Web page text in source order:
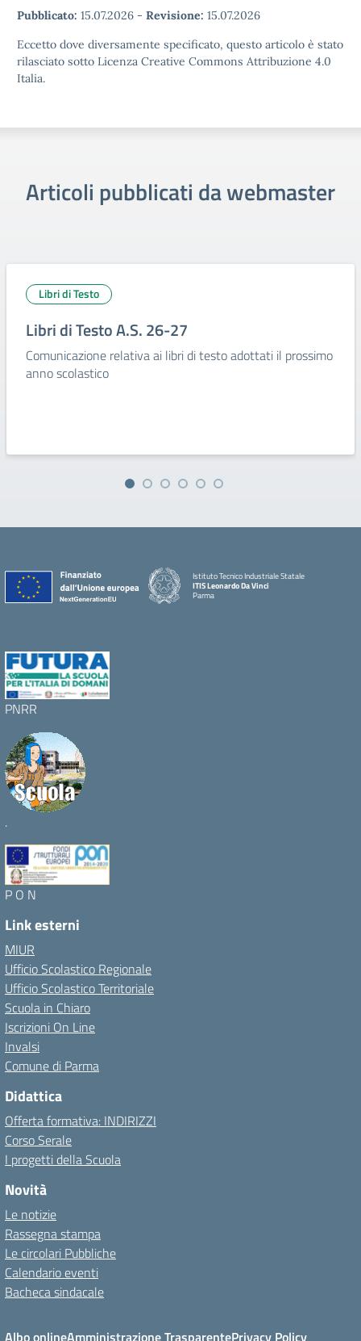
Pubblicato: 15.07.2026 - Revisione: 15.07.2026
Eccetto dove diversamente specificato, questo articolo è stato
rilasciato sotto Licenza Creative Commons Attribuzione 4.0
Italia.
Articoli pubblicati da webmaster
Libri di Testo
Libri di Testo A.S. 26-27
Comunicazione relativa ai libri di testo adottati il prossimo
anno scolastico
Istituto Tecnico Industriale Statale
ITIS Leonardo Da Vinci
Parma
PNRR
.
P O N
Link esterni
MIUR
Ufficio Scolastico Regionale
Ufficio Scolastico Territoriale
Scuola in Chiaro
Iscrizioni On Line
Invalsi
Comune di Parma
Didattica
Offerta formativa: INDIRIZZI
Corso Serale
I progetti della Scuola
Novità
Le notizie
Rassegna stampa
Le circolari Pubbliche
Calendario eventi
Bacheca sindacale